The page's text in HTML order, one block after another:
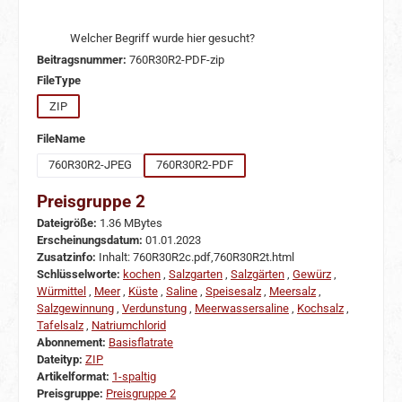
Welcher Begriff wurde hier gesucht?
Beitragsnummer: 760R30R2-PDF-zip
FileTypeauswählen
ZIP
FileNameauswählen
760R30R2-JPEG
760R30R2-PDF
Preisgruppe 2
Dateigröße: 1.36 MBytes
Erscheinungsdatum: 01.01.2023
Zusatzinfo: Inhalt: 760R30R2c.pdf,760R30R2t.html
Schlüsselworte: kochen Salzgarten Salzgärten Gewürz
Würmittel
Meer, Küste Saline Speisesalz Meersalz
Salzgewinnung Verdunstung Meerwassersaline Kochsalz
Tafelsalz
Natriumchlorid
Abonnement: Basisflatrate
Dateityp: ZIP
Artikelformat: 1-spaltig
Preisgruppe: Preisgruppe 2